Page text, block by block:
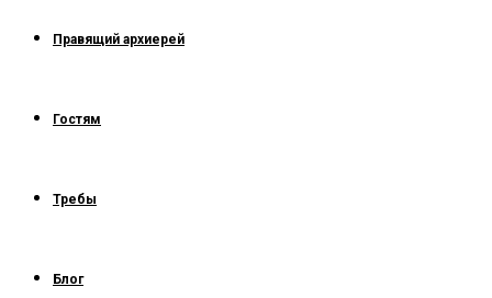
Правящий архиерей
Гостям
Требы
Блог